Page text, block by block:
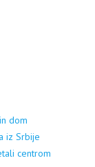
dom
iz Srbije
centrom